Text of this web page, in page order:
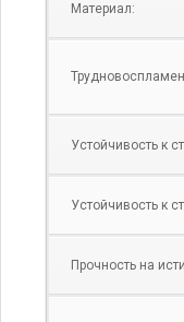
Материал:
Устойчивость к
Устойчивость к
Прочность на